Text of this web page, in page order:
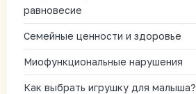
равновесие
Семейные ценности и здоровье
Миофункциональные нарушения
Как выбрать игрушку для малыша?